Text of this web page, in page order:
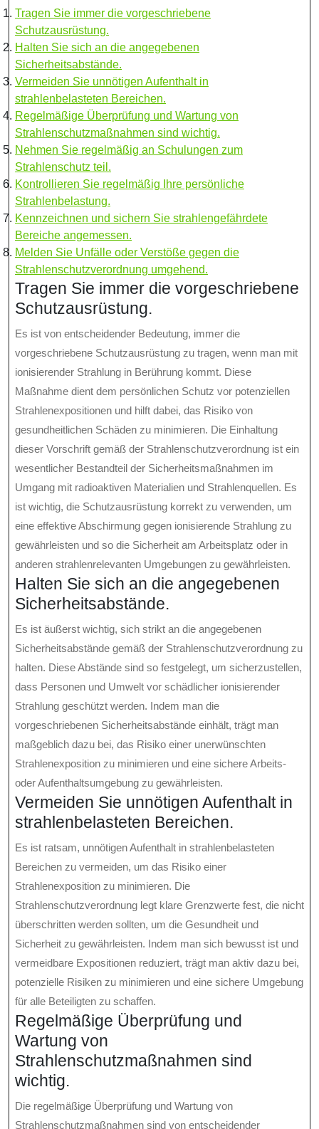
Tragen Sie immer die vorgeschriebene
Schutzausrüstung.
Halten Sie sich an die angegebenen
Sicherheitsabstände.
Vermeiden Sie unnötigen Aufenthalt in
strahlenbelasteten Bereichen.
Regelmäßige Überprüfung und Wartung von
Strahlenschutzmaßnahmen sind wichtig.
Nehmen Sie regelmäßig an Schulungen zum
Strahlenschutz teil.
Kontrollieren Sie regelmäßig Ihre persönliche
Strahlenbelastung.
Kennzeichnen und sichern Sie strahlengefährdete
Bereiche angemessen.
Melden Sie Unfälle oder Verstöße gegen die
Strahlenschutzverordnung umgehend.
Tragen Sie immer die vorgeschriebene
Schutzausrüstung.
Es ist von entscheidender Bedeutung, immer die
vorgeschriebene Schutzausrüstung zu tragen, wenn man mit
ionisierender Strahlung in Berührung kommt. Diese
Maßnahme dient dem persönlichen Schutz vor potenziellen
Strahlenexpositionen und hilft dabei, das Risiko von
gesundheitlichen Schäden zu minimieren. Die Einhaltung
dieser Vorschrift gemäß der Strahlenschutzverordnung ist ein
wesentlicher Bestandteil der Sicherheitsmaßnahmen im
Umgang mit radioaktiven Materialien und Strahlenquellen. Es
ist wichtig, die Schutzausrüstung korrekt zu verwenden, um
eine effektive Abschirmung gegen ionisierende Strahlung zu
gewährleisten und so die Sicherheit am Arbeitsplatz oder in
anderen strahlenrelevanten Umgebungen zu gewährleisten.
Halten Sie sich an die angegebenen
Sicherheitsabstände.
Es ist äußerst wichtig, sich strikt an die angegebenen
Sicherheitsabstände gemäß der Strahlenschutzverordnung zu
halten. Diese Abstände sind so festgelegt, um sicherzustellen,
dass Personen und Umwelt vor schädlicher ionisierender
Strahlung geschützt werden. Indem man die
vorgeschriebenen Sicherheitsabstände einhält, trägt man
maßgeblich dazu bei, das Risiko einer unerwünschten
Strahlenexposition zu minimieren und eine sichere Arbeits-
oder Aufenthaltsumgebung zu gewährleisten.
Vermeiden Sie unnötigen Aufenthalt in
strahlenbelasteten Bereichen.
Es ist ratsam, unnötigen Aufenthalt in strahlenbelasteten
Bereichen zu vermeiden, um das Risiko einer
Strahlenexposition zu minimieren. Die
Strahlenschutzverordnung legt klare Grenzwerte fest, die nicht
überschritten werden sollten, um die Gesundheit und
Sicherheit zu gewährleisten. Indem man sich bewusst ist und
vermeidbare Expositionen reduziert, trägt man aktiv dazu bei,
potenzielle Risiken zu minimieren und eine sichere Umgebung
für alle Beteiligten zu schaffen.
Regelmäßige Überprüfung und
Wartung von
Strahlenschutzmaßnahmen sind
wichtig.
Die regelmäßige Überprüfung und Wartung von
Strahlenschutzmaßnahmen sind von entscheidender